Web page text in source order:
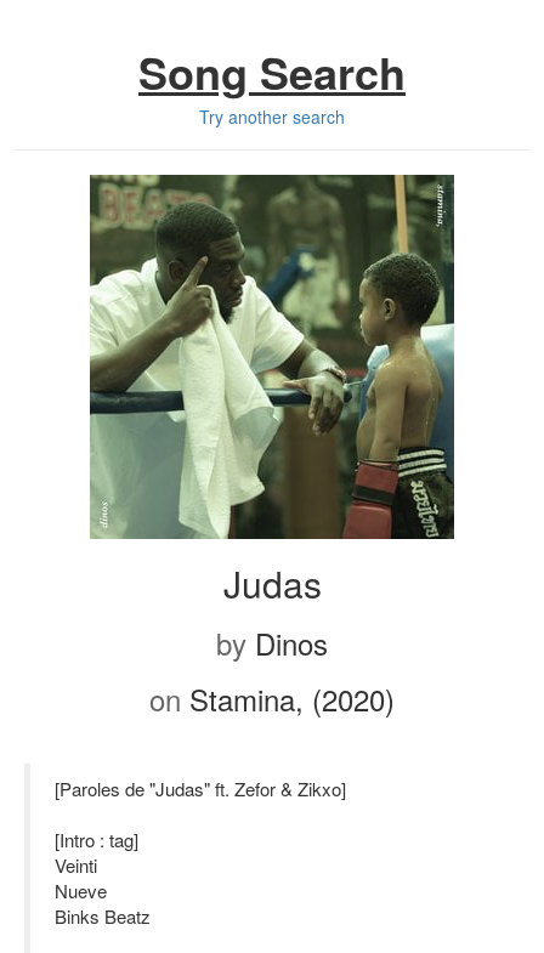
Song Search
Try another search
Judas
by Dinos
on Stamina, (2020)
[Paroles de "Judas" ft. Zefor & Zikxo]
[Intro : tag]
Veinti
Nueve
Binks Beatz